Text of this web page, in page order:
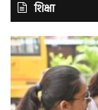
शिक्षा